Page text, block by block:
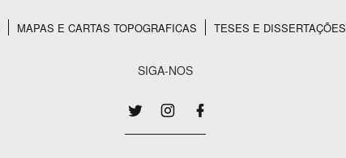
MAPAS E CARTAS TOPOGRAFICAS TESES E DISSERTAÇÕES
SIGA-NOS